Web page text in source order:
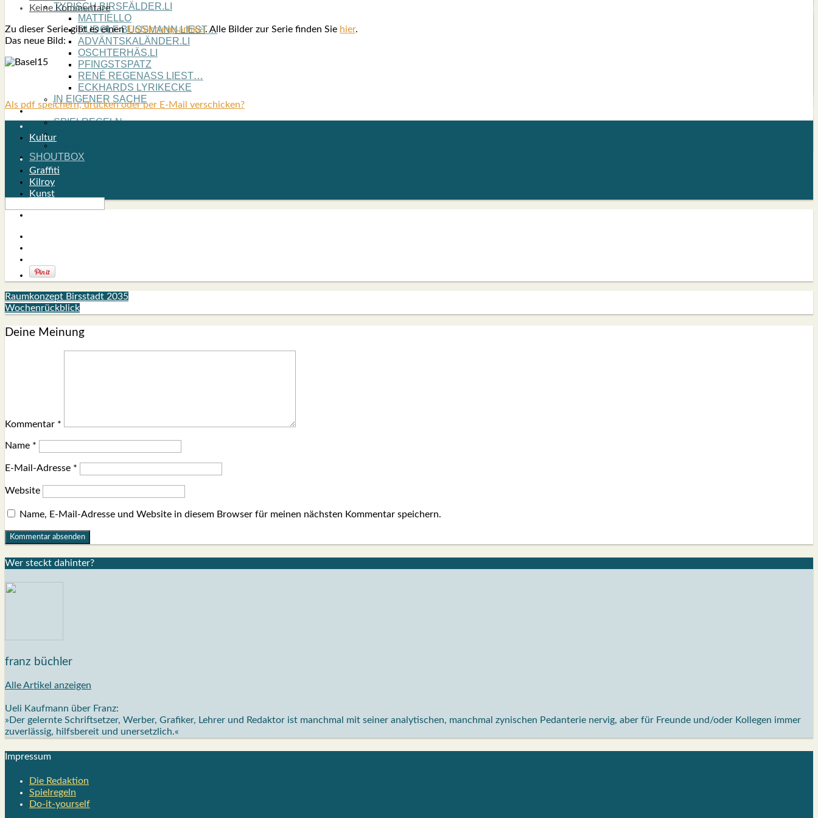
TYPISCH BIRSFÄLDER.LI
MATTIELLO
RUDOLF BUSS­MANN LIEST…
ADVÄNTSKALÄNDER.LI
OSCHTERHÄS.LI
PFINGST­SPATZ
RENÉ REGEN­ASS LIEST…
ECK­HARDS LYRIK­ECKE
IN EIGE­NER SACHE
SO GOOT’S
SPIEL­RE­GELN
DO-IT-YOUR­S­ELF
BIRSFÄLDER.LI-ABO
SHOUT­BOX
Keine Kommentare
Zu die­ser Serie gibt es einenEin­füh­rungs­ar­ti­kel. Alle Bil­der zur Serie fin­den Sie hier.
Das neue Bild:
Als pdf speichern, drucken oder per E-Mail verschicken?
Kultur
Graffiti
Kilroy
Kunst
Raumkonzept Birsstadt 2035
Wochenrückblick
Deine Meinung
Kommentar *
Name *
E-Mail-Adresse *
Website
Name, E-Mail-Adresse und Website in diesem Browser für meinen nächsten Kommentar speichern.
Wer steckt dahin­ter?
franz büchler
Alle Artikel anzeigen
Ueli Kaufmann über Franz:
»Der gelernte Schriftsetzer, Werber, Grafiker, Lehrer und Redaktor ist manchmal mit seiner analytischen, manchmal zynischen Pedanterie nervig, aber für Freunde und/oder Kollegen immer
zuverlässig, hilfsbereit und unersetzlich.«
Impres­sum
Die Redak­ti­on
Spiel­re­geln
Do-it-your­s­elf